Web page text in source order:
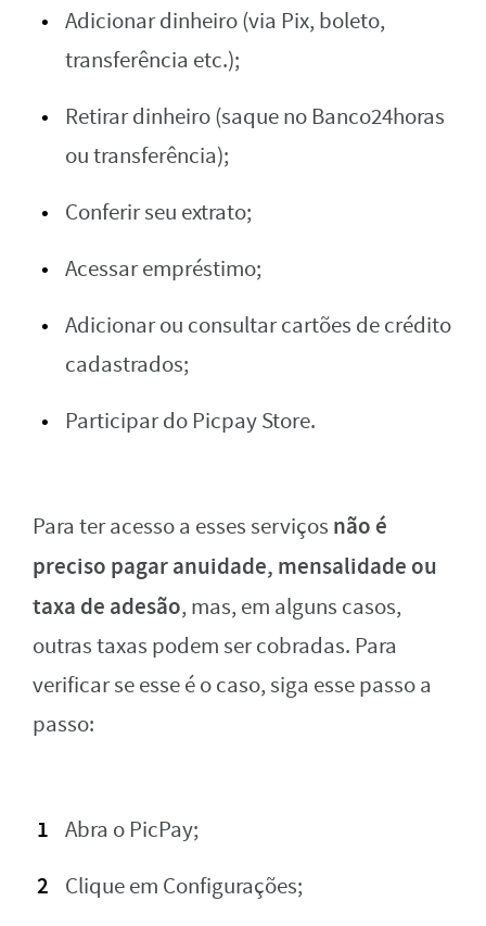
Adicionar dinheiro (via Pix, boleto,
transferência etc.);
Retirar dinheiro (saque no Banco24horas
ou transferência);
Conferir seu extrato;
Acessar empréstimo;
Adicionar ou consultar cartões de crédito
cadastrados;
Participar do Picpay Store.
Para ter acesso a esses serviços não é
preciso pagar anuidade, mensalidade ou
taxa de adesão, mas, em alguns casos,
outras taxas podem ser cobradas. Para
verificar se esse é o caso, siga esse passo a
passo:
Abra o PicPay;
Clique em Configurações;